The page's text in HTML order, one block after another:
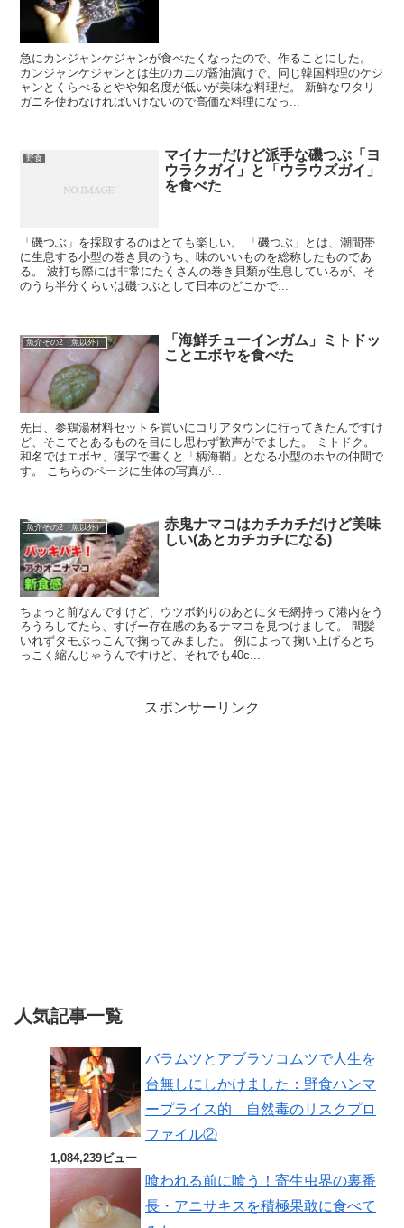
急にカンジャンケジャンが食べたくなったので、作ることにした。
カンジャンケジャンとは生のカニの醤油漬けで、同じ韓国料理のケジ
ャンとくらべるとやや知名度が低いが美味な料理だ。 新鮮なワタリ
ガニを使わなければいけないので高価な料理になっ...
野食
マイナーだけど派手な磯つぶ「ヨ
ウラクガイ」と「ウラウズガイ」
を食べた
「磯つぶ」を採取するのはとても楽しい。 「磯つぶ」とは、潮間帯
に生息する小型の巻き貝のうち、味のいいものを総称したものであ
る。 波打ち際には非常にたくさんの巻き貝類が生息しているが、そ
のうち半分くらいは磯つぶとして日本のどこかで...
魚介その2（魚以外）
「海鮮チューインガム」ミトドッ
ことエボヤを食べた
先日、参鶏湯材料セットを買いにコリアタウンに行ってきたんですけ
ど、そこでとあるものを目にし思わず歓声がでました。 ミトドク。
和名ではエボヤ、漢字で書くと「柄海鞘」となる小型のホヤの仲間で
す。 こちらのページに生体の写真が...
魚介その2（魚以外）
赤鬼ナマコはカチカチだけど美味
しい(あとカチカチになる)
ちょっと前なんですけど、ウツボ釣りのあとにタモ網持って港内をう
ろうろしてたら、すげー存在感のあるナマコを見つけまして。 間髪
いれずタモぶっこんで掬ってみました。 例によって掬い上げるとち
っこく縮んじゃうんですけど、それでも40c...
スポンサーリンク
人気記事一覧
バラムツとアブラソコムツで人生を
台無しにしかけました：野食ハンマ
ープライス的 自然毒のリスクプロ
ファイル②
1,084,239ビュー
喰われる前に喰う！寄生虫界の裏番
長・アニサキスを積極果敢に食べて